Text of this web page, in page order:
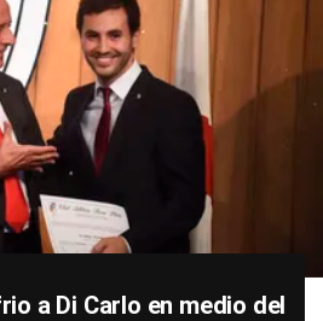
a Di Carlo en medio del